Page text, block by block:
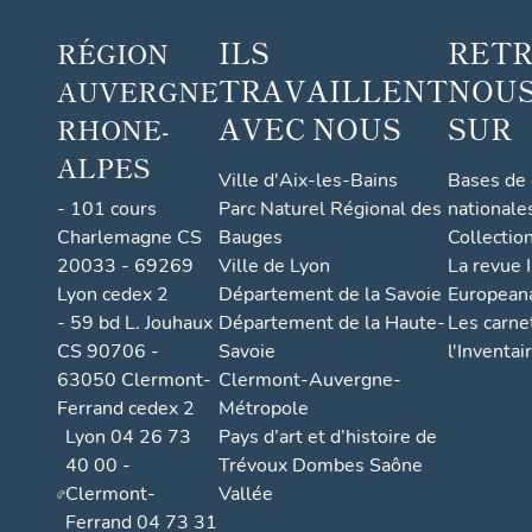
RÉGION
AUVERGNE
RHONE-
ALPES
- 101 cours
Charlemagne CS
20033 - 69269
Lyon cedex 2
- 59 bd L. Jouhaux
CS 90706 -
63050 Clermont-
Ferrand cedex 2
Lyon 04 26 73
40 00 -
Clermont-
Ferrand 04 73 31
ILS
TRAVAILLENT
AVEC NOUS
Ville d'Aix-les-Bains
Parc Naturel Régional des
Bauges
Ville de Lyon
Département de la Savoie
Département de la Haute-
Savoie
Clermont-Auvergne-
Métropole
Pays d’art et d’histoire de
Trévoux Dombes Saône
Vallée
SUR
Bases
La revue
Les